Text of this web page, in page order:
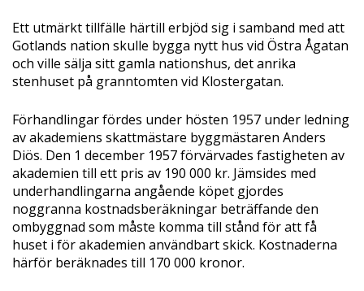
Ett utmärkt tillfälle härtill erbjöd sig i samband med att
Gotlands nation skulle bygga nytt hus vid Östra Ågatan
och ville sälja sitt gamla nationshus, det anrika
stenhuset på granntomten vid Klostergatan.
Förhandlingar fördes under hösten 1957 under ledning
av akademiens skattmästare byggmästaren Anders
Diös. Den 1 december 1957 förvärvades fastigheten av
akademien till ett pris av 190 000 kr. Jämsides med
underhandlingarna angående köpet gjordes
noggranna kostnadsberäkningar beträffande den
ombyggnad som måste komma till stånd för att få
huset i för akademien användbart skick. Kostnaderna
härför beräknades till 170 000 kronor.